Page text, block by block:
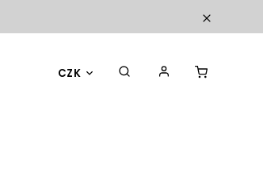
CZKDárky a doplňky